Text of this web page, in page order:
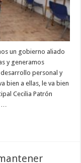
un gobierno aliado
y generamos
personal y
bien a ellas, le va bien
Cecilia Patrón